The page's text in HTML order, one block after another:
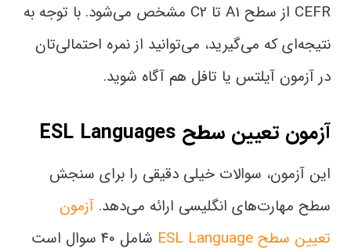
CEFR از سطح A1 تا C2 مشخص می‌شود. با توجه به
نتیجه‌ای که می‌گیرید، می‌توانید از نمره احتمالی‌تان
در آزمون آیلتس یا تافل هم آگاه شوید.
آزمون تعیین سطح ESL Languages
این آزمون، سوالات خیلی دقیقی را برای سنجش
سطح مهارت‌های انگلیسی ارائه می‌دهد. آزمون
تعیین سطح ESL Language
شامل ۴۰ سوال است